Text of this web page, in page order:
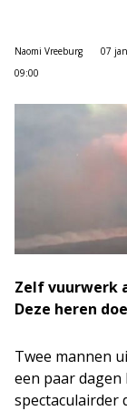
Naomi Vreeburg
07
09:00
Zelf vuurwerk
Deze heren
Twee mannen
een paar
spectaculairder